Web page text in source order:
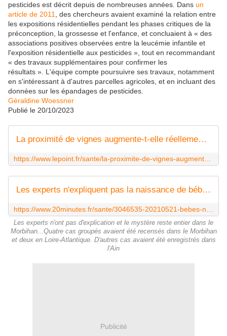
pesticides est décrit depuis de nombreuses années. Dans un
article de 2011, des chercheurs avaient examiné la relation entre
les expositions résidentielles pendant les phases critiques de la
préconception, la grossesse et l'enfance, et concluaient à « des
associations positives observées entre la leucémie infantile et
l'exposition résidentielle aux pesticides », tout en recommandant
« des travaux supplémentaires pour confirmer les
résultats ». L'équipe compte poursuivre ses travaux, notamment
en s'intéressant à d'autres parcelles agricoles, et en incluant des
données sur les épandages de pesticides.
Géraldine Woessner
Publié le 20/10/2023
La proximité de vignes augmente-t-elle réellement le risque de leucémie chez les enfants ?
https://www.lepoint.fr/sante/la-proximite-de-vignes-augmente-t-elle-reellement-le-risque-de-leucemie-chez-les-enfants-20-10-2023-2540147_40.php
Les experts n'expliquent pas la naissance de bébés malformés en Bretagne
https://www.20minutes.fr/sante/3046535-20210521-bebes-nes-bras-experts-explication-mystere-reste-entier-morbihan
Les experts n'ont pas d'explication et le mystère reste entier dans le
Morbihan...Quatre cas groupés avaient été recensés dans le Morbihan
et deux en Loire-Atlantique. D'autres cas avaient été enregistrés dans
l'Ain
Publicité